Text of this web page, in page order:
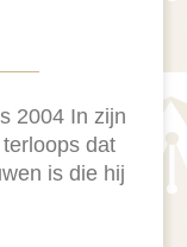
2004 In zijn
dat
is die hij